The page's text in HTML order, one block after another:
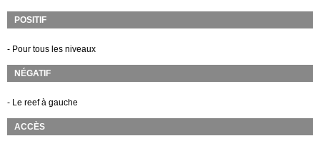
POSITIF
- Pour tous les niveaux
NÉGATIF
- Le reef à gauche
ACCÈS